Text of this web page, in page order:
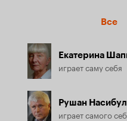
Все
Екатерина
играет саму себя
Рушан
играет самого